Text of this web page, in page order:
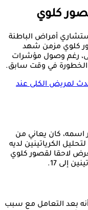
كلوي
أمراض الباطنة
كلوي مزمن شهد
رغم وصول مؤشرات
الخطورة في وقت سابق.
لمريض الكلى عند
اسمه، كان يعاني من
الكرياتينين لديه
قبل أن يتعرض لاحقا لقصور كلوي
إلى 17.
بعد التعامل مع سبب